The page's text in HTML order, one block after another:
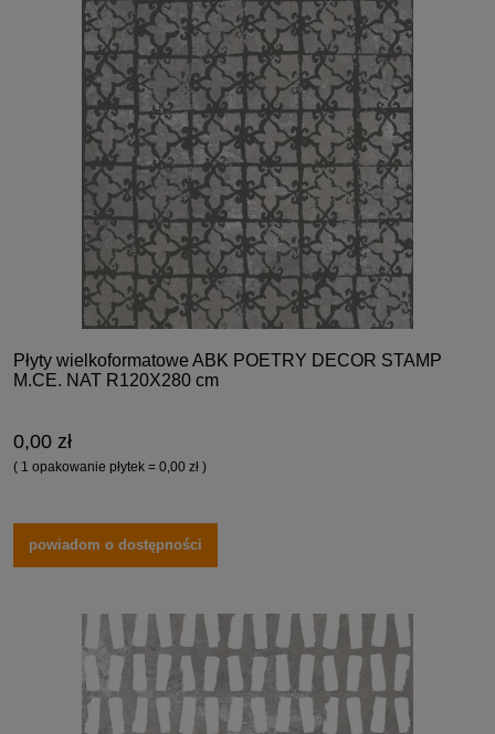
Płyty wielkoformatowe ABK POETRY DECOR STAMP
M.CE. NAT R120X280 cm
0,00 zł
( 1 opakowanie płytek = 0,00 zł )
powiadom o dostępności